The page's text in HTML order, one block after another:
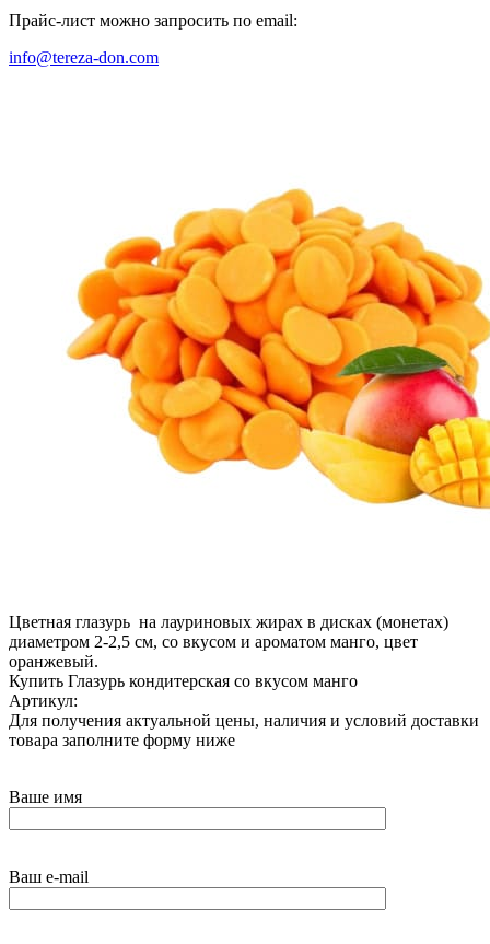
Прайс-лист можно запросить по email:
info@tereza-don.com
Цветная глазурь на лауриновых жирах в дисках (монетах)
диаметром 2-2,5 см, со вкусом и ароматом манго, цвет
оранжевый.
Купить Глазурь кондитерская со вкусом манго
Артикул:
Для получения актуальной цены, наличия и условий доставки
товара заполните форму ниже
Ваше имя
Ваш e-mail